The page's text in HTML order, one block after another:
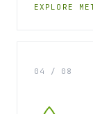
EXPLORE
04 / 08